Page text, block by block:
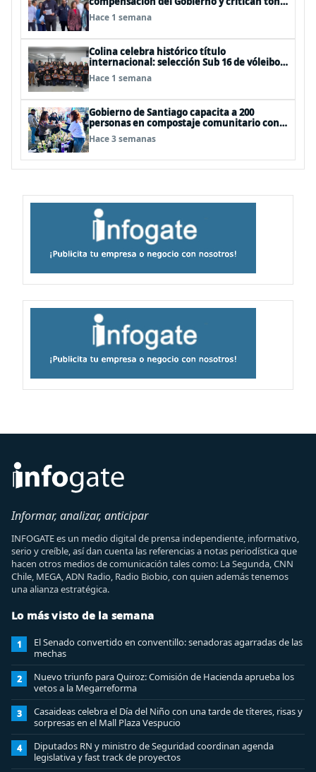
usado para descalificarlos
Hace 1 semana
Colina celebra histórico título
internacional: selección Sub 16 de vóleibol
campeona invicta en EEUU
Hace 1 semana
Gobierno de Santiago capacita a 200
personas en compostaje comunitario con
"Nos Compostamos Bien II"
Hace 3 semanas
Informar, analizar, anticipar
INFOGATE es un medio digital de prensa independiente, informativo,
serio y creíble, así dan cuenta las referencias a notas periodística que
hacen otros medios de comunicación tales como: La Segunda, CNN
Chile, MEGA, ADN Radio, Radio Biobio, con quien además tenemos
una alianza estratégica.
Lo más visto de la semana
1
El Senado convertido en conventillo: senadoras agarradas de las
mechas
2
Nuevo triunfo para Quiroz: Comisión de Hacienda aprueba los
vetos a la Megarreforma
3
Casaideas celebra el Día del Niño con una tarde de títeres, risas y
sorpresas en el Mall Plaza Vespucio
4
Diputados RN y ministro de Seguridad coordinan agenda
legislativa y fast track de proyectos